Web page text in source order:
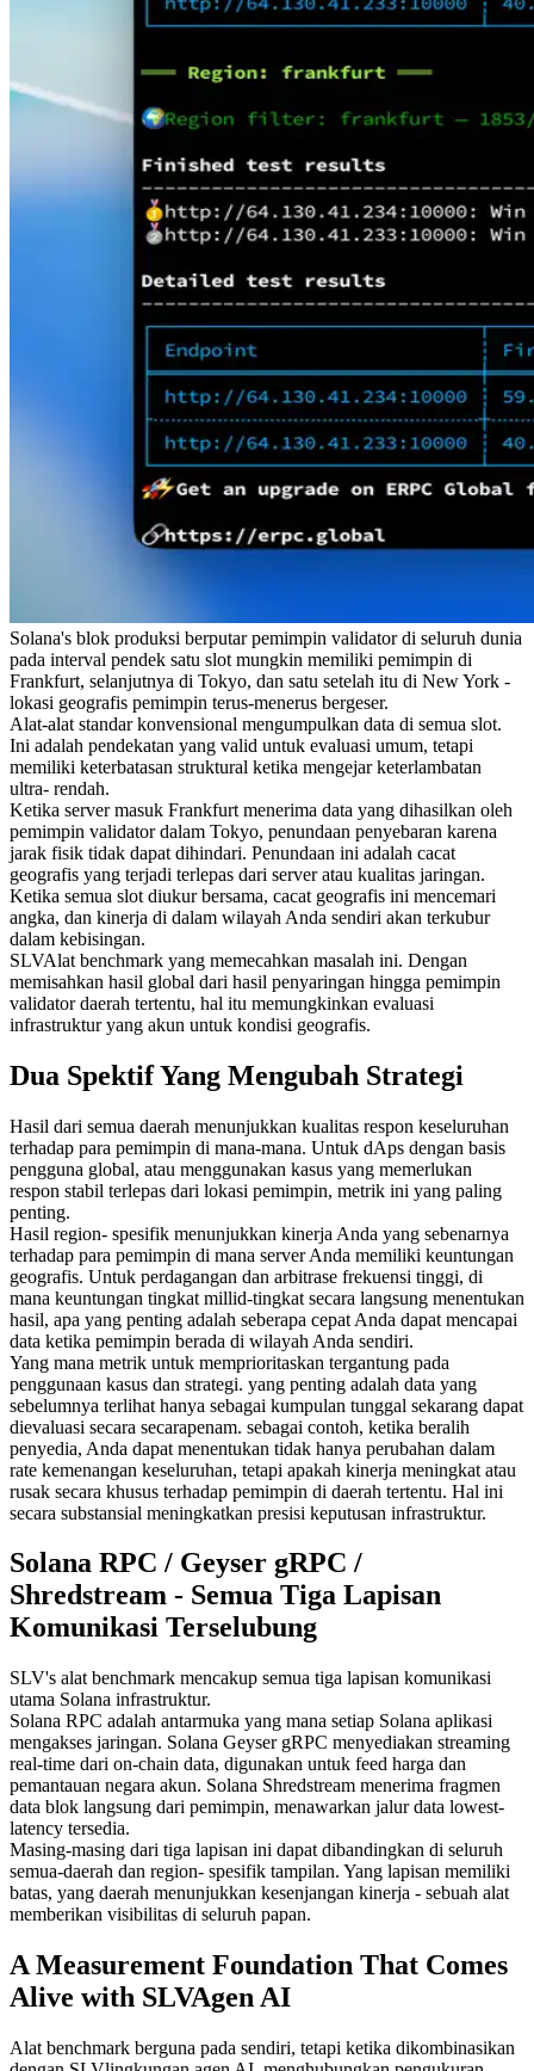
Solana's blok produksi berputar pemimpin validator di seluruh dunia
pada interval pendek satu slot mungkin memiliki pemimpin di
Frankfurt, selanjutnya di Tokyo, dan satu setelah itu di New York -
lokasi geografis pemimpin terus-menerus bergeser.
Alat-alat standar konvensional mengumpulkan data di semua slot.
Ini adalah pendekatan yang valid untuk evaluasi umum, tetapi
memiliki keterbatasan struktural ketika mengejar keterlambatan
ultra- rendah.
Ketika server masuk Frankfurt menerima data yang dihasilkan oleh
pemimpin validator dalam Tokyo, penundaan penyebaran karena
jarak fisik tidak dapat dihindari. Penundaan ini adalah cacat
geografis yang terjadi terlepas dari server atau kualitas jaringan.
Ketika semua slot diukur bersama, cacat geografis ini mencemari
angka, dan kinerja di dalam wilayah Anda sendiri akan terkubur
dalam kebisingan.
SLVAlat benchmark yang memecahkan masalah ini. Dengan
memisahkan hasil global dari hasil penyaringan hingga pemimpin
validator daerah tertentu, hal itu memungkinkan evaluasi
infrastruktur yang akun untuk kondisi geografis.
Dua Spektif Yang Mengubah Strategi
Hasil dari semua daerah menunjukkan kualitas respon keseluruhan
terhadap para pemimpin di mana-mana. Untuk dAps dengan basis
pengguna global, atau menggunakan kasus yang memerlukan
respon stabil terlepas dari lokasi pemimpin, metrik ini yang paling
penting.
Hasil region- spesifik menunjukkan kinerja Anda yang sebenarnya
terhadap para pemimpin di mana server Anda memiliki keuntungan
geografis. Untuk perdagangan dan arbitrase frekuensi tinggi, di
mana keuntungan tingkat millid-tingkat secara langsung menentukan
hasil, apa yang penting adalah seberapa cepat Anda dapat mencapai
data ketika pemimpin berada di wilayah Anda sendiri.
Yang mana metrik untuk memprioritaskan tergantung pada
penggunaan kasus dan strategi. yang penting adalah data yang
sebelumnya terlihat hanya sebagai kumpulan tunggal sekarang dapat
dievaluasi secara secarapenam. sebagai contoh, ketika beralih
penyedia, Anda dapat menentukan tidak hanya perubahan dalam
rate kemenangan keseluruhan, tetapi apakah kinerja meningkat atau
rusak secara khusus terhadap pemimpin di daerah tertentu. Hal ini
secara substansial meningkatkan presisi keputusan infrastruktur.
Solana RPC / Geyser gRPC /
Shredstream - Semua Tiga Lapisan
Komunikasi Terselubung
SLV's alat benchmark mencakup semua tiga lapisan komunikasi
utama Solana infrastruktur.
Solana RPC adalah antarmuka yang mana setiap Solana aplikasi
mengakses jaringan. Solana Geyser gRPC menyediakan streaming
real-time dari on-chain data, digunakan untuk feed harga dan
pemantauan negara akun. Solana Shredstream menerima fragmen
data blok langsung dari pemimpin, menawarkan jalur data lowest-
latency tersedia.
Masing-masing dari tiga lapisan ini dapat dibandingkan di seluruh
semua-daerah dan region- spesifik tampilan. Yang lapisan memiliki
batas, yang daerah menunjukkan kesenjangan kinerja - sebuah alat
memberikan visibilitas di seluruh papan.
A Measurement Foundation That Comes
Alive with SLVAgen AI
Alat benchmark berguna pada sendiri, tetapi ketika dikombinasikan